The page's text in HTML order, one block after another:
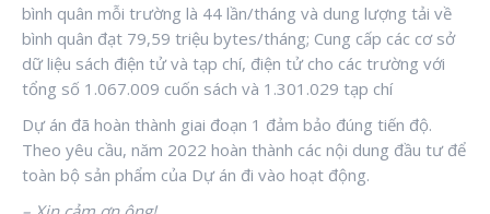
bình quân mỗi trường là 44 lần/tháng và dung lượng tải về
bình quân đạt 79,59 triệu bytes/tháng; Cung cấp các cơ sở
dữ liệu sách điện tử và tạp chí, điện tử cho các trường với
tổng số 1.067.009 cuốn sách và 1.301.029 tạp chí
Dự án đã hoàn thành giai đoạn 1 đảm bảo đúng tiến độ.
Theo yêu cầu, năm 2022 hoàn thành các nội dung đầu tư để
toàn bộ sản phẩm của Dự án đi vào hoạt động.